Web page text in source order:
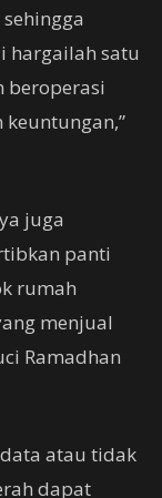
hargailah satu
beroperasi
juga
panti
rumah
menjual
Ramadhan
atau tidak
dapat